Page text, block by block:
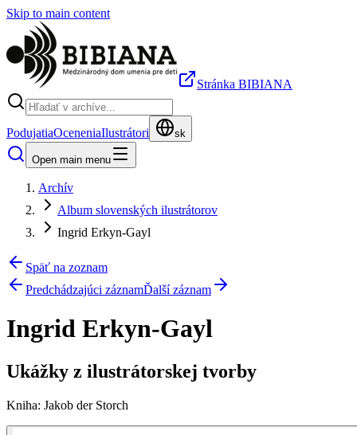
Skip to main content
Stránka BIBIANA
PodujatiaOceneniaIlustrátori sk
Open main menu
Archív
Album slovenských ilustrátorov
Ingrid Erkyn-Gayl
Späť na zoznam
Predchádzajúci záznamĎalší záznam
Ingrid Erkyn-Gayl
Ukážky z ilustrátorskej tvorby
Kniha: Jakob der Storch